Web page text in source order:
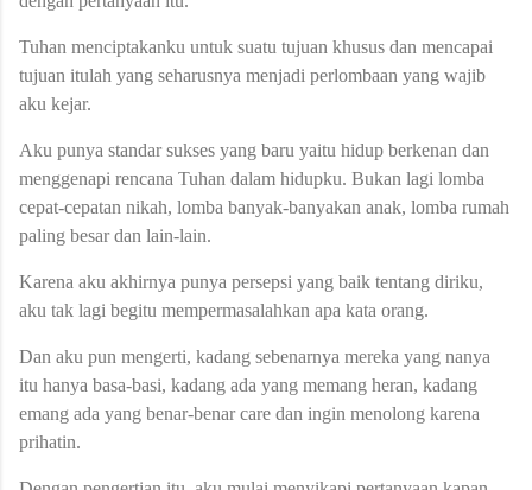
Tuhan menciptakanku untuk suatu tujuan khusus dan mencapai
tujuan itulah yang seharusnya menjadi perlombaan yang wajib
aku kejar.
Aku punya standar sukses yang baru yaitu hidup berkenan dan
menggenapi rencana Tuhan dalam hidupku. Bukan lagi lomba
cepat-cepatan nikah, lomba banyak-banyakan anak, lomba rumah
paling besar dan lain-lain.
Karena aku akhirnya punya persepsi yang baik tentang diriku,
aku tak lagi begitu mempermasalahkan apa kata orang.
Dan aku pun mengerti, kadang sebenarnya mereka yang nanya
itu hanya basa-basi, kadang ada yang memang heran, kadang
emang ada yang benar-benar care dan ingin menolong karena
prihatin.